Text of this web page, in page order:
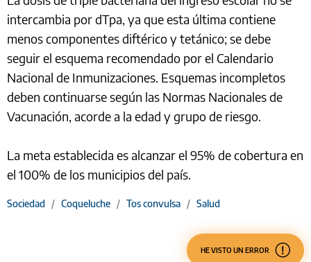
intercambia por dTpa, ya que esta última contiene
menos componentes diftérico y tetánico; se debe
seguir el esquema recomendado por el Calendario
Nacional de Inmunizaciones. Esquemas incompletos
deben continuarse según las Normas Nacionales de
Vacunación, acorde a la edad y grupo de riesgo.
La meta establecida es alcanzar el 95% de cobertura en
el 100% de los municipios del país.
Sociedad / Coqueluche / Tos convulsa / Salud
HE VISTO UN ERROR